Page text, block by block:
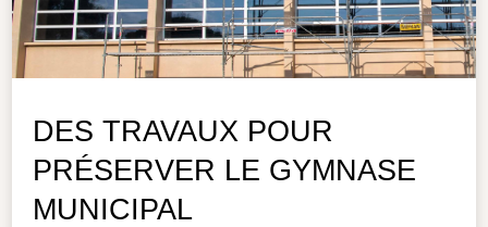
DES TRAVAUX POUR
PRÉSERVER LE GYMNASE
MUNICIPAL